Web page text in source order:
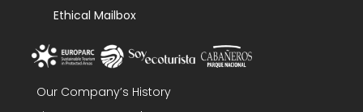
Ethical Mailbox
Our Company’s History